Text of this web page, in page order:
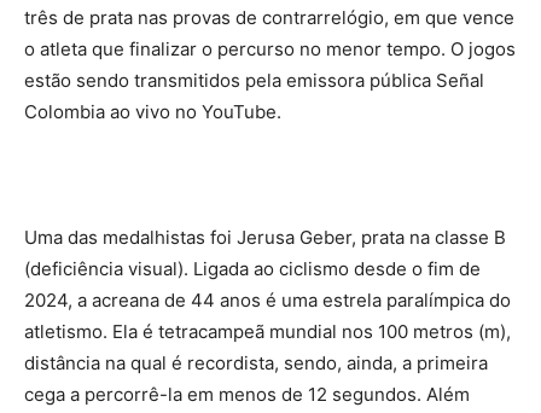
três de prata nas provas de contrarrelógio, em que vence
o atleta que finalizar o percurso no menor tempo. O jogos
estão sendo transmitidos pela emissora pública Señal
Colombia ao vivo no YouTube.
Uma das medalhistas foi Jerusa Geber, prata na classe B
(deficiência visual). Ligada ao ciclismo desde o fim de
2024, a acreana de 44 anos é uma estrela paralímpica do
atletismo. Ela é tetracampeã mundial nos 100 metros (m),
distância na qual é recordista, sendo, ainda, a primeira
cega a percorrê-la em menos de 12 segundos. Além